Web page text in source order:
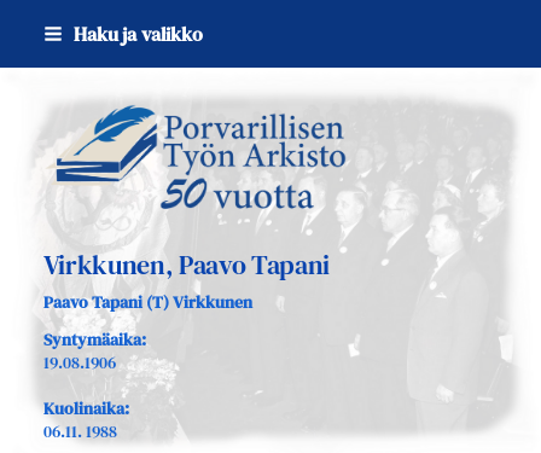
Siirry
sivun
sisältöön
Haku ja valikko
Sivuston etusivulle
Virkkunen, Paavo Tapani
Paavo Tapani (T) Virkkunen
Syntymäaika:
19.08.1906
Kuolinaika:
06.11. 1988